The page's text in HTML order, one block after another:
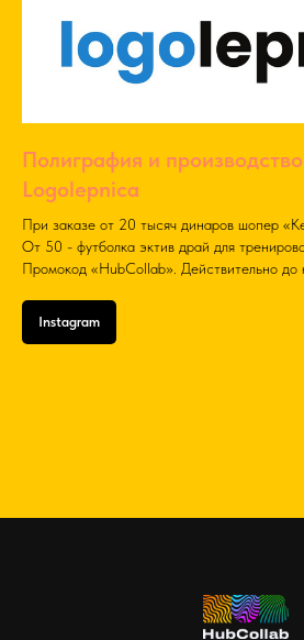
Полиграфия и
Logolepnica
При заказе от 20 тысяч динаров шопер
От 50 - футболка эктив драй для
Промокод «HubCollab». Действительно до
Instagram